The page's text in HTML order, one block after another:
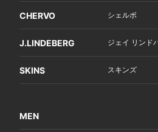
CHERVO シェルボ
J.LINDEBERG ジェイ リンド
SKINS スキンズ
MEN